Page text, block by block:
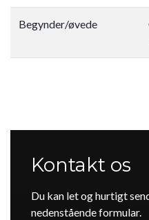
Begynder/øvede
Kontakt os
Du kan let og hurtigt
nedenstående formular.